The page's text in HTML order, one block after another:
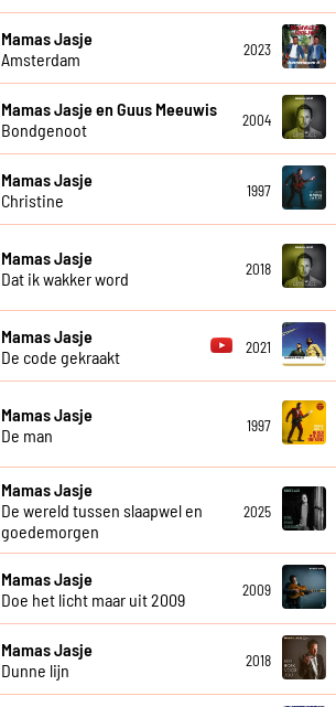
Mamas Jasje
Amsterdam
2023
Mamas Jasje en Guus Meeuwis
Bondgenoot
2004
Mamas Jasje
Christine
1997
Mamas Jasje
Dat ik wakker word
2018
Mamas Jasje
De code gekraakt
2021
Mamas Jasje
De man
1997
Mamas Jasje
De wereld tussen slaapwel en
goedemorgen
2025
Mamas Jasje
Doe het licht maar uit 2009
2009
Mamas Jasje
Dunne lijn
2018